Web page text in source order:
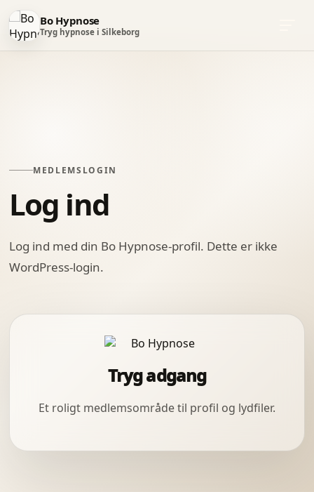
Bo Hypnose
Tryg hypnose i Silkeborg
MEDLEMSLOGIN
Log ind
Log ind med din Bo Hypnose-profil. Dette er ikke
WordPress-login.
Tryg adgang
Et roligt medlemsområde til profil og lydfiler.